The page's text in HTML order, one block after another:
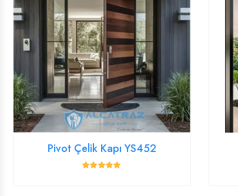
Pivot Çelik Kapı YS452